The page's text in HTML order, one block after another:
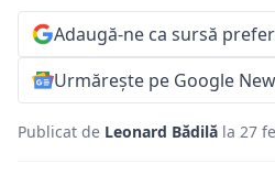
Adaugă-ne ca sursă
Urmărește pe Google
Publicat de Leonard Bădilă la 27